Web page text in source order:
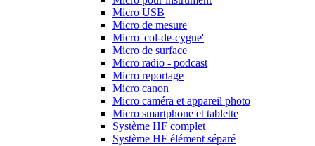
Micro USB
Micro de mesure
Micro 'col-de-cygne'
Micro de surface
Micro radio - podcast
Micro reportage
Micro canon
Micro caméra et appareil photo
Micro smartphone et tablette
Système HF complet
Système HF élément séparé